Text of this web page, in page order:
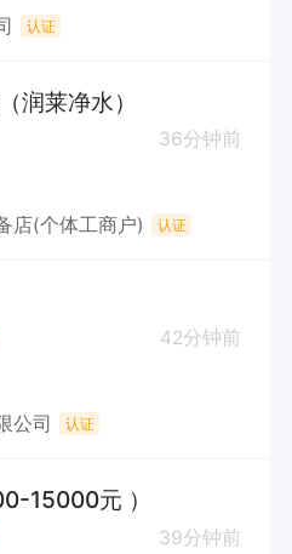
认证
润莱净水）
36分钟前
店(个体工商户) 认证
42分钟前
公司 认证
15000元 ）
39分钟前